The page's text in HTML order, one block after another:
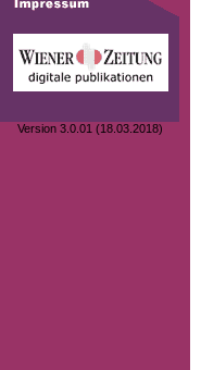
Version 3.0.01 (18.03.2018)